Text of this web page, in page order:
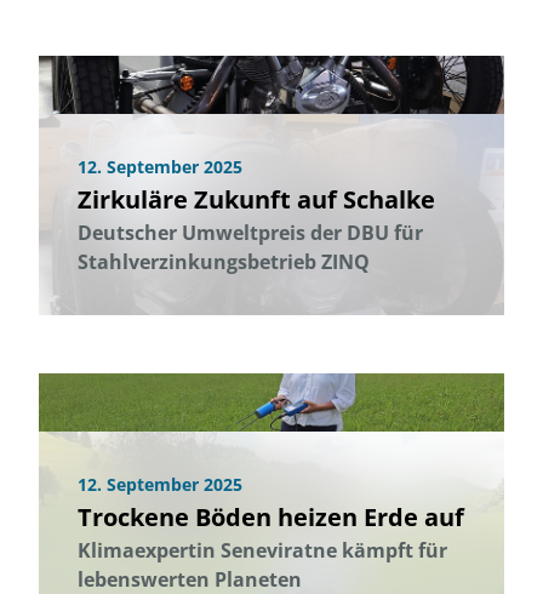
12. September 2025
Zirkuläre Zukunft auf Schalke
Deutscher Umweltpreis der DBU für
Stahlverzinkungsbetrieb ZINQ
12. September 2025
Trockene Böden heizen Erde auf
Klimaexpertin Seneviratne kämpft für
lebenswerten Planeten